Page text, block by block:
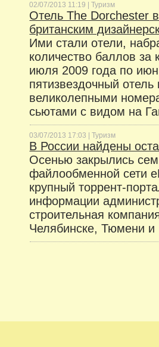
02/07/2013 11:19 |Туризм
Отель The Dorchester
британским
Ими стали отели,
количество баллов за
июля 2009 года по
пятизвездочный
великолепными
сьютами с видом на
03/07/2013 17:03 |Туризм
В России найдены
Осенью закрылись
файлообменной сети
крупный торрент-
информации
строительная
Челябинске, Тюмени